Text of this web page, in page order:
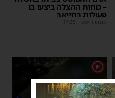
– כוחות ההצלה ביצעו בו
פעולות החייאה
מנחם דויטש |
17:35